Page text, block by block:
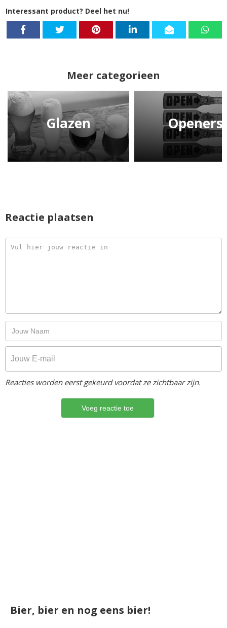
Interessant product? Deel het nu!
Meer categorieen
Glazen Openers
Reactie plaatsen
Reacties worden eerst gekeurd voordat ze zichtbaar zijn.
Bier, bier en nog eens bier!